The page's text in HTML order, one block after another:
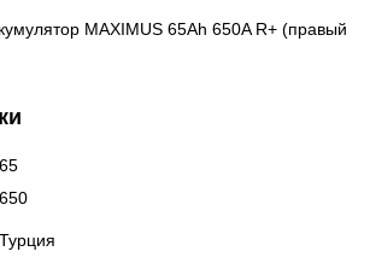
MAXIMUS 65Ah 650A R+ (правый
65
650
Турция